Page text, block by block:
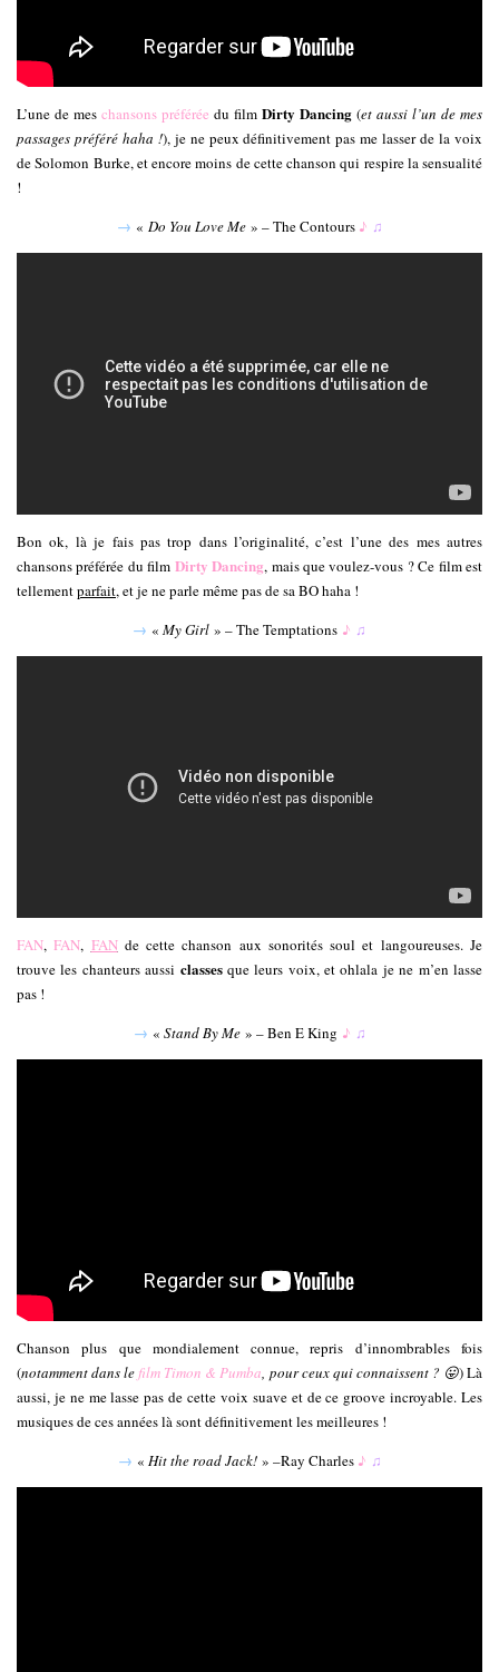
L’une de mes chansons préférée du film Dirty Dancing (et aussi l’un de mes
passages préféré haha !), je ne peux définitivement pas me lasser de la voix
de Solomon Burke, et encore moins de cette chanson qui respire la sensualité
!
→ « Do You Love Me» – The Contours ♪ ♫
Bon ok, là je fais pas trop dans l’originalité, c’est l’une des mes autres
chansons préférée du film Dirty Dancing, mais que voulez-vous ? Ce film est
tellementparfait, et je ne parle même pas de sa BO haha !
→ « My Girl » – The Temptations ♪ ♫
FAN,FAN, FANde cette chanson aux sonorités soul et langoureuses. Je
trouve les chanteurs aussi classesque leurs voix, et ohlala je ne m’en lasse
pas !
→ « Stand By Me» – Ben E King ♪ ♫
Chanson plus que mondialement connue, repris d’innombrables fois
(notamment dans lefilm Timon & Pumba, pour ceux qui connaissent ? 😛) Là
aussi, je ne me lasse pas de cette voix suave et de ce groove incroyable. Les
musiques de ces années là sont définitivement les meilleures !
→ « Hit the road Jack!» –Ray Charles ♪ ♫